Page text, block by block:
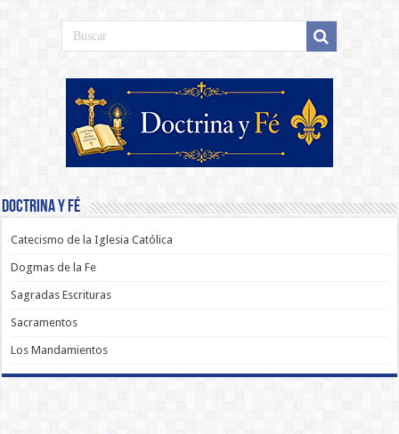
Doctrina y Fé
Catecismo de la Iglesia Católica
Dogmas de la Fe
Sagradas Escrituras
Sacramentos
Los Mandamientos